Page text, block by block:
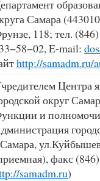
Самара
118; тел.
E-mail:
http://samadm.ru/
Центра
округ
и
факс
samadm.ru)